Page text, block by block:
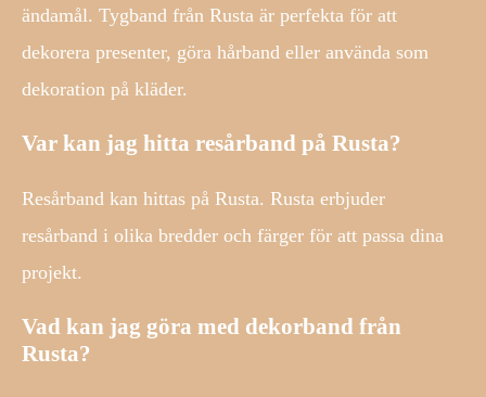
ändamål. Tygband från Rusta är perfekta för att
dekorera presenter, göra hårband eller använda som
dekoration på kläder.
Var kan jag hitta resårband på Rusta?
Resårband kan hittas på Rusta. Rusta erbjuder
resårband i olika bredder och färger för att passa dina
projekt.
Vad kan jag göra med dekorband från
Rusta?